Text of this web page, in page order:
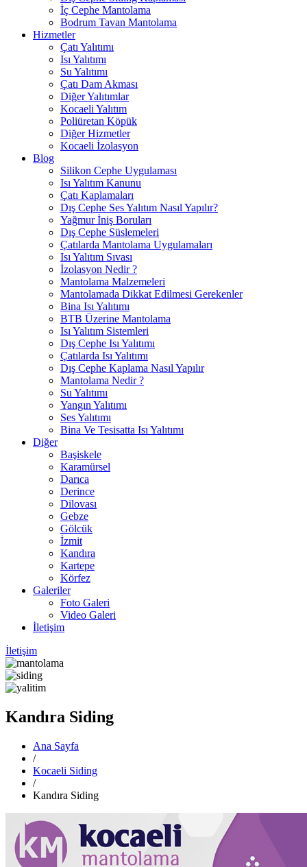
İç Cephe Mantolama
Bodrum Tavan Mantolama
Hizmetler
Çatı Yalıtımı
Isı Yalıtımı
Su Yalıtımı
Çatı Dam Akması
Diğer Yalıtımlar
Kocaeli Yalıtım
Poliüretan Köpük
Diğer Hizmetler
Kocaeli İzolasyon
Blog
Silikon Cephe Uygulaması
Isı Yalıtım Kanunu
Çatı Kaplamaları
Dış Cephe Ses Yalıtım Nasıl Yapılır?
Yağmur İniş Boruları
Dış Cephe Süslemeleri
Çatılarda Mantolama Uygulamaları
Isı Yalıtım Sıvası
İzolasyon Nedir ?
Mantolama Malzemeleri
Mantolamada Dikkat Edilmesi Gerekenler
Bina Isı Yalıtımı
BTB Üzerine Mantolama
Isı Yalıtım Sistemleri
Dış Cephe Isı Yalıtımı
Çatılarda Isı Yalıtımı
Dış Cephe Kaplama Nasıl Yapılır
Mantolama Nedir ?
Su Yalıtımı
Yangın Yalıtımı
Ses Yalıtımı
Bina Ve Tesisatta Isı Yalıtımı
Diğer
Başiskele
Karamürsel
Darıca
Derince
Dilovası
Gebze
Gölcük
İzmit
Kandıra
Kartepe
Körfez
Galeriler
Foto Galeri
Video Galeri
İletişim
İletişim
Kandıra Siding
Ana Sayfa
/
Kocaeli Siding
/
Kandıra Siding